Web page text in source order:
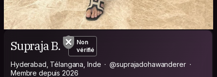
Supraja B.
Non
vérifié
Hyderabad, Télangana, Inde
@suprajadohawanderer
Membre depuis 2026